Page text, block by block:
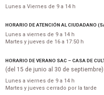
Lunes a Viernes de 9 a 14 h
HORARIO DE ATENCIÓN AL CIUDADANO
Lunes a viernes de 9 a 14 h
Martes y jueves de 16 a 17:50 h
HORARIO DE VERANO SAC – CASA DE
(del 15 de junio al 30 de septiembre)
Lunes a viernes de 9 a 14 h
Martes y jueves cerrado por la tarde